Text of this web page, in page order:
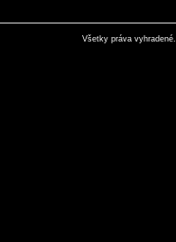
Všetky práva